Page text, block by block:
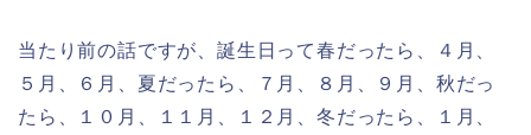
当たり前の話ですが、誕生日って春だったら、４月、
５月、６月、夏だったら、７月、８月、９月、秋だっ
たら、１０月、１１月、１２月、冬だったら、１月、